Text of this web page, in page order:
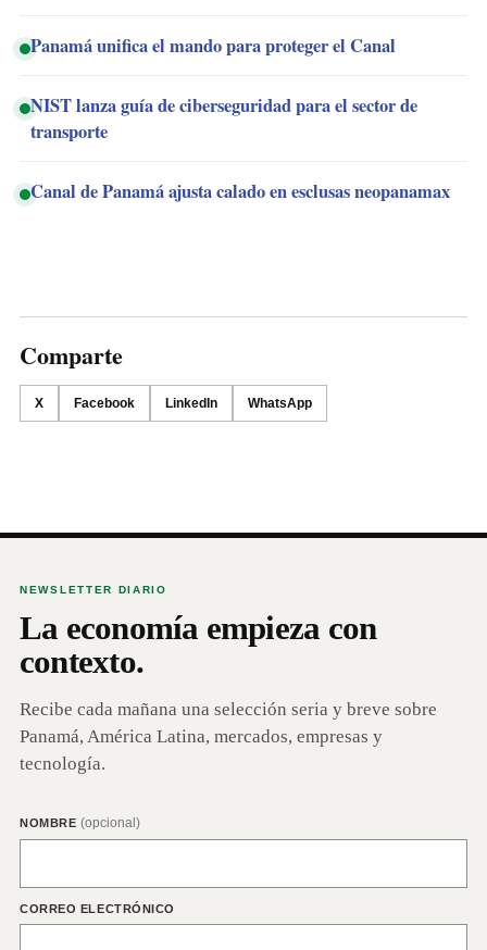
Panamá unifica el mando para proteger el Canal
NIST lanza guía de ciberseguridad para el sector de
transporte
Canal de Panamá ajusta calado en esclusas neopanamax
Comparte
X Facebook LinkedIn WhatsApp
NEWSLETTER DIARIO
La economía empieza con
contexto.
Recibe cada mañana una selección seria y breve sobre
Panamá, América Latina, mercados, empresas y
tecnología.
NOMBRE (opcional)
CORREO ELECTRÓNICO